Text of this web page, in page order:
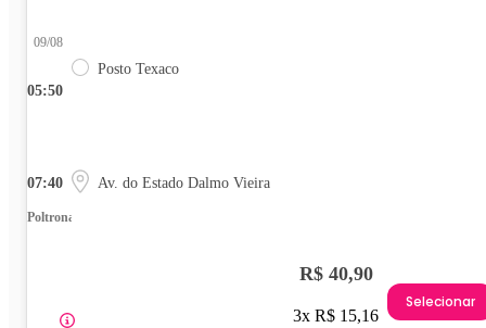
05:50
09/08
Posto Texaco
07:40 Av. do Estado Dalmo Vieira
Poltrona
R$ 40,90
3x R$ 15,16
Selecionar